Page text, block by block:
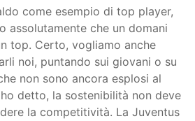
come esempio di top player,
assolutamente che un domani
top. Certo, vogliamo anche
noi, puntando sui giovani o su
non sono ancora esplosi al
detto, la sostenibilità non deve
la competitività. La Juventus